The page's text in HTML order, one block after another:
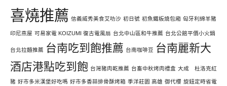
喜燒推薦 信義威秀美食艾叻沙 初日號 初魚鐵板燒包廂 匈牙利綿羊豬
印尼燕屋 可易家電 KOIZUMI 復古電風扇 台北中山區和牛推薦 台北公館平價小火鍋
台北拉麵推薦 台南吃到飽推薦 台南咖啡豆
台南麗新大
酒店港點吃到飽 台灣豬肉乾推薦 台畜中秋烤肉禮盒 大成 杜洛克紅
豬 好市多米漢堡好吃嗎 好市多香蒜排骨酥烤箱 季洋莊園 高雄 御代櫻 旋鈕定時省電